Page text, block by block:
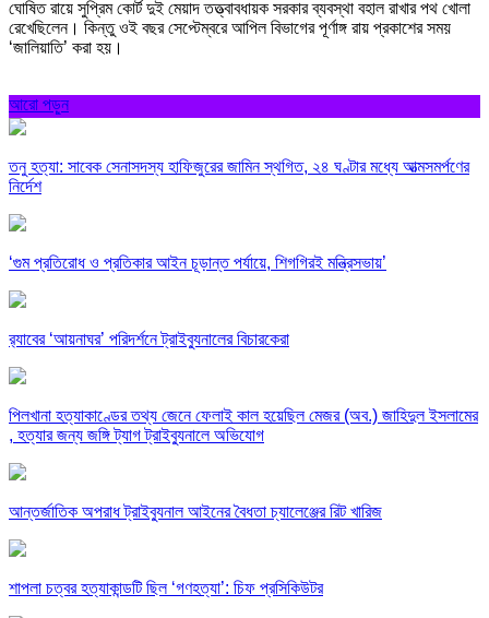
ঘোষিত রায়ে সুপ্রিম কোর্ট দুই মেয়াদ তত্ত্বাবধায়ক সরকার ব্যবস্থা বহাল রাখার পথ খোলা
রেখেছিলেন। কিন্তু ওই বছর সেপ্টেম্বরে আপিল বিভাগের পূর্ণাঙ্গ রায় প্রকাশের সময়
‘জালিয়াতি’ করা হয়।
আরো পড়ুন
তনু হত্যা: সাবেক সেনাসদস্য হাফিজুরের জামিন স্থগিত, ২৪ ঘণ্টার মধ্যে আত্মসমর্পণের
নির্দেশ
‘গুম প্রতিরোধ ও প্রতিকার আইন চূড়ান্ত পর্যায়ে, শিগগিরই মন্ত্রিসভায়’
র‍্যাবের ‘আয়নাঘর’ পরিদর্শনে ট্রাইব্যুনালের বিচারকেরা
পিলখানা হত্যাকাণ্ডের তথ্য জেনে ফেলাই কাল হয়েছিল মেজর (অব.) জাহিদুল ইসলামের
, হত্যার জন্য জঙ্গি ট্যাগ ট্রাইব্যুনালে অভিযোগ
আন্তর্জাতিক অপরাধ ট্রাইব্যুনাল আইনের বৈধতা চ্যালেঞ্জের রিট খারিজ
শাপলা চত্বর হত্যাকান্ডটি ছিল ‘গণহত্যা’: চিফ প্রসিকিউটর